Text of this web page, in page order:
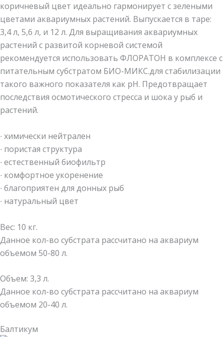
коричневый цвет идеально гармонирует с зелеными
цветами аквариумных растений. Выпускается в таре:
3,4 л, 5,6 л, и 12 л. Для выращивания аквариумных
растений с развитой корневой системой
рекомендуется использовать ФЛОРАТОН в комплексе с
питательным субстратом БИО-МИКС.для стабилизации
такого важного показателя как pH. Предотвращает
последствия осмотического стресса и шока у рыб и
растений.
∙ химически нейтрален
∙ пористая структура
∙ естественный биофильтр
∙ комфортное укоренение
∙ благоприятен для донных рыб
∙ натуральный цвет
Вес: 10 кг.
Данное кол-во субстрата рассчитано на аквариум
объемом 50-80 л.
Объем: 3,3 л.
Данное кол-во субстрата рассчитано на аквариум
объемом 20-40 л.
Балтикум